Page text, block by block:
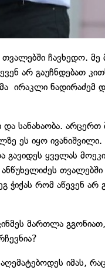
თვალებში ჩავხედო.
არ გაუჩნდებათ
ირაკლი ნადირაძემ
და სანახაობა.
ეს იყო ივანიშვილი.
ყველას
რომ აწევენ არ
მართლა
იმას,